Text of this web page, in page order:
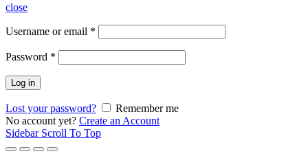
close
Username or email *
Password *
Log in
Lost your password?
Remember me
No account yet? Create an Account
Sidebar Scroll To Top